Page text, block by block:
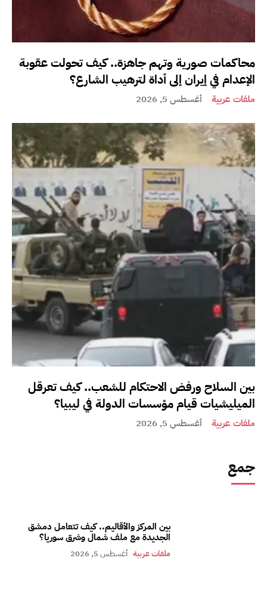
محاكمات صورية وتهم جاهزة.. كيف تحولت عقوبة
الإعدام في إيران إلى أداة لترهيب الشارع؟
ملفات عربية أغسطس 5, 2026
بين السلاح ورفض الاحتكام للشعب.. كيف تعرقل
الميليشيات قيام مؤسسات الدولة في ليبيا؟
ملفات عربية أغسطس 5, 2026
جمع
بين المركز والأقاليم.. كيف تتعامل دمشق
الجديدة مع ملف شمال وشرق سوريا؟
ملفات عربية أغسطس 5, 2026